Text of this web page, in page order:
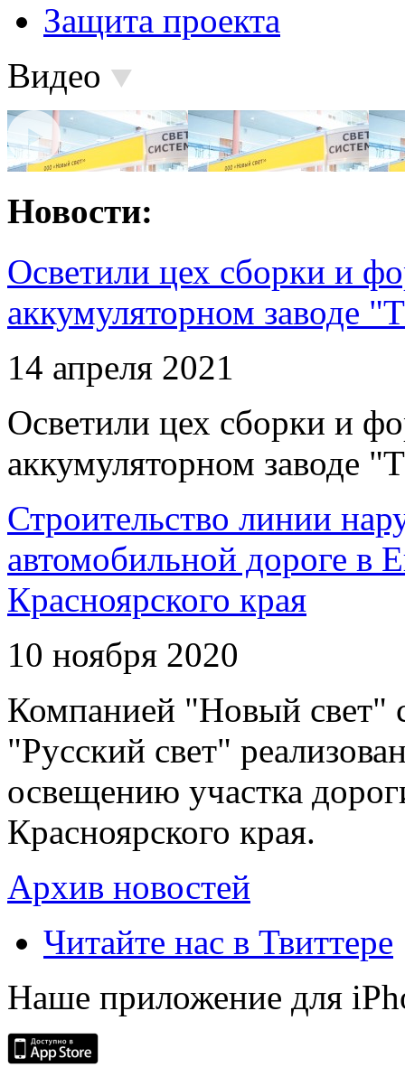
Защита проекта
Видео
Новости:
Осветили цех сборки и
аккумуляторном заводе
14 апреля 2021
Осветили цех сборки и
аккумуляторном заводе
Строительство линии
автомобильной дороге в
Красноярского края
10 ноября 2020
Компанией "Новый свет"
"Русский свет"
освещению участка
Красноярского края.
Архив новостей
Читайте нас в Твиттере
Наше приложение для